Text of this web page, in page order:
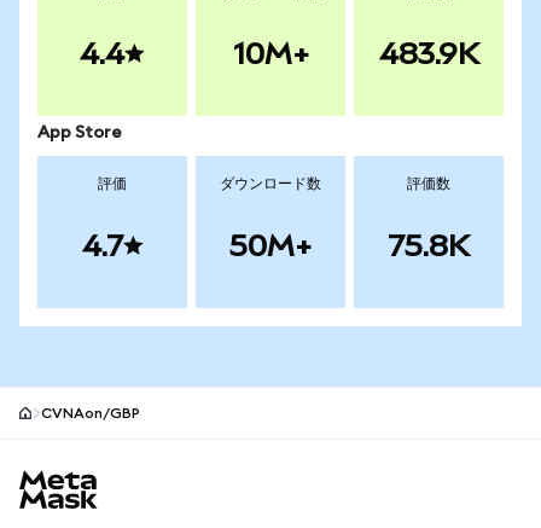
4.4 10M+ 483.9K
App Store
評価
4.7
ダウンロード数
50M+
評価数
75.8K
CVNAon/GBP